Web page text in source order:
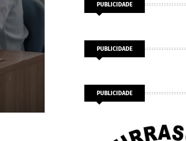
PUBLICIDADE
PUBLICIDADE
PUBLICIDADE